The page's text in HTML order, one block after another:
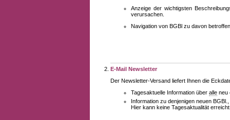
Anzeige der wichtigsten
verursachen.
Navigation von BGBl zu davon
E-Mail Newsletter
Der Newsletter-Versand liefert Ihnen die
Tagesaktuelle Information über alle neu
Information zu denjenigen neuen
Hier kann keine Tagesaktualität